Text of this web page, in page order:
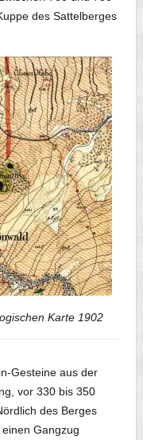
des Sattelberges
Karte 1902
Gesteine aus der
vor 330 bis 350
des Berges
Gangzug